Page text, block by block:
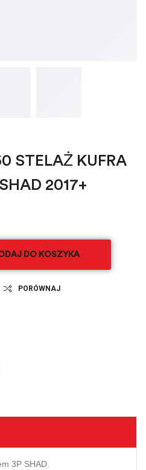
STELAŻ KUFRA
2017+
DO KOSZYKA
PORÓWNAJ
3P SHAD.